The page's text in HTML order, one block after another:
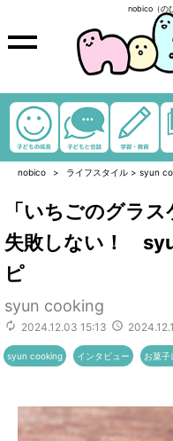
nobico（の
nobico ライフスタイル > syun
「いちごのグラ
失敗しない！
ピ
syun cooking
2024.12.03 15:13
syun cooking インタビュー お菓子